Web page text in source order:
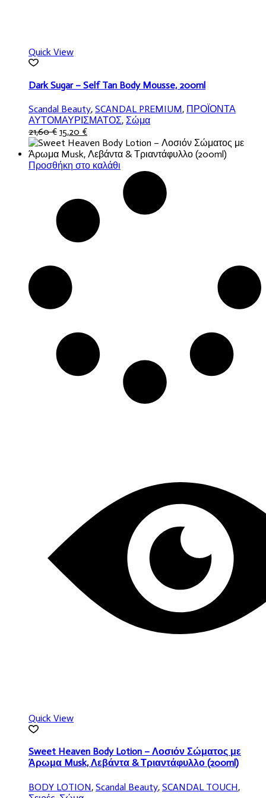
Quick View
Dark Sugar – Self Tan Body Mousse, 200ml
Scandal Beauty, SCANDAL PREMIUM, ΠΡΟΪΟΝΤΑ
ΑΥΤΟΜΑΥΡΙΣΜΑΤΟΣ, Σώμα
21,60€ Original
price
was:
21,60 €.
15,20 €Η
τρέχουσα
τιμή
είναι:
Προσθήκη στο καλάθι
Quick View
Sweet Heaven Body Lotion – Λοσιόν Σώματος με
Άρωμα Musk, Λεβάντα & Τριαντάφυλλο (200ml)
BODY LOTION, Scandal Beauty, SCANDAL TOUCH,